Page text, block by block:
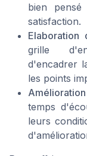
bien
satisfaction.
Elaboration
grille
d'encadrer
les points
temps
leurs